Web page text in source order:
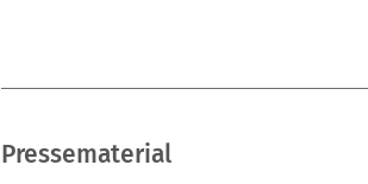
Pressematerial